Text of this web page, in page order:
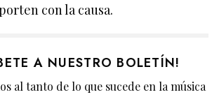
con la causa.
A NUESTRO BOLETÍN!
al tanto de lo que sucede en la música